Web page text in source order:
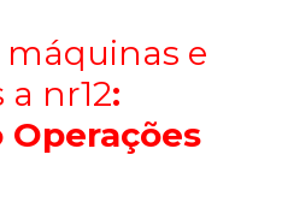
e
nr12: